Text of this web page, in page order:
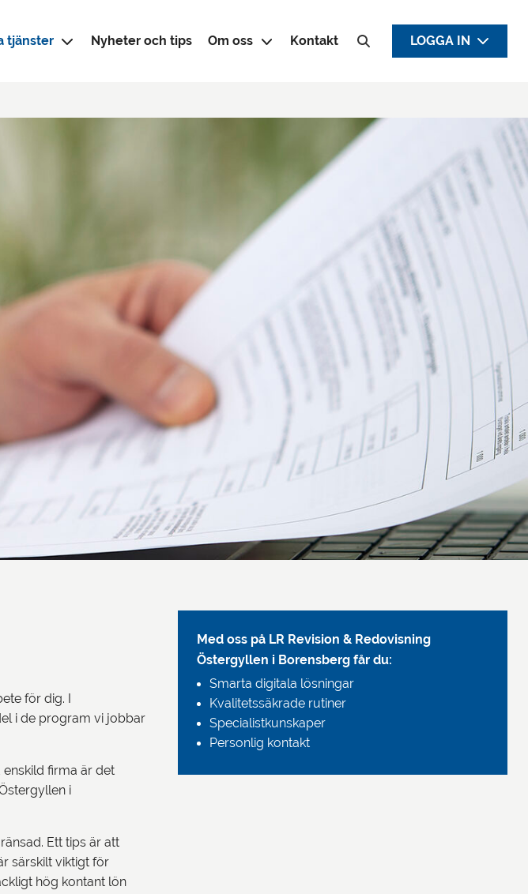
tjänster Nyheter och tips Om oss Kontakt
Sök efter:
LOGGA IN
för dig. I
i de program vi jobbar
firma är det
i
Ett tips är att
särskilt viktigt för
hög kontant lön
Med oss på LR Revision & Redovisning
Östergyllen i Borensberg får du:
Smarta digitala lösningar
Kvalitetssäkrade rutiner
Specialistkunskaper
Personlig kontakt